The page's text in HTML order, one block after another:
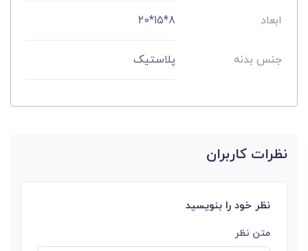
ابعاد 8*15*20
جنس بدنه پلاستیک
نظرات کاربران
نظر خود را بنویسید
متن نظر